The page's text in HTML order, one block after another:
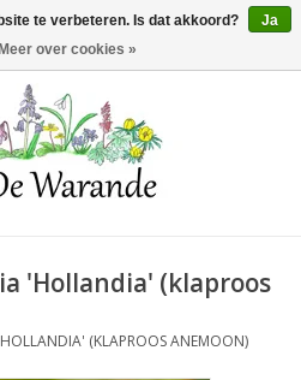
Winkelwagen >0 Artikelen - €0,00
'Hollandia' (klaproos
(KLAPROOS ANEMOON)
te verbeteren. Is dat akkoord?
Ja
Meer over cookies »